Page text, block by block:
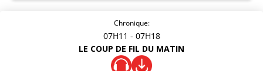
Chronique:
07H11 - 07H18
LE COUP DE FIL DU MATIN